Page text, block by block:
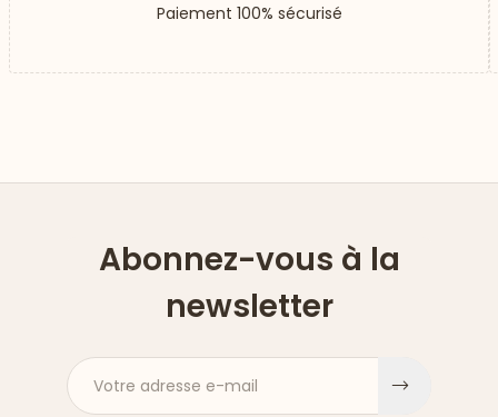
Paiement 100% sécurisé
Abonnez-vous à la
newsletter
Votre adresse e-mail